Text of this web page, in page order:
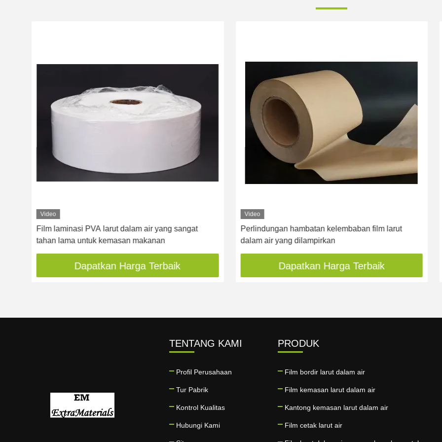
Video
Film laminasi PVA larut dalam air yang sangat
tahan lama untuk kemasan makanan
Dapatkan Harga Terbaik
Video
Perlindungan hambatan kelembaban film larut
dalam air yang dilampirkan
Dapatkan Harga Terbaik
TENTANG KAMI
Profil Perusahaan
Tur Pabrik
Kontrol Kualitas
Hubungi Kami
PRODUK
Film bordir larut dalam air
Film kemasan larut dalam air
Kantong kemasan larut dalam air
Film cetak larut air